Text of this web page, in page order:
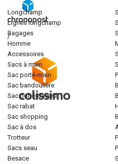
/
longchamp
lignes longchamp
bagages
homme
accessoires
sacs à main
sac porté-main
sac bandoulière
sac porté-travers
sac rabat
sac shopping
sac à dos
trotteur
sacs seau
besace